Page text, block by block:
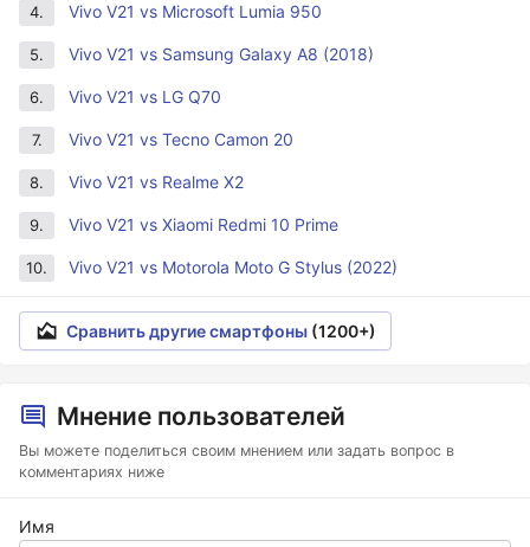
4. Vivo V21 vs Microsoft Lumia 950
5. Vivo V21 vs Samsung Galaxy A8 (2018)
6. Vivo V21 vs LG Q70
7. Vivo V21 vs Tecno Camon 20
8. Vivo V21 vs Realme X2
9. Vivo V21 vs Xiaomi Redmi 10 Prime
10. Vivo V21 vs Motorola Moto G Stylus (2022)
Сравнить другие смартфоны (1200+)
Мнение пользователей
Вы можете поделиться своим мнением или задать вопрос в
комментариях ниже
Имя